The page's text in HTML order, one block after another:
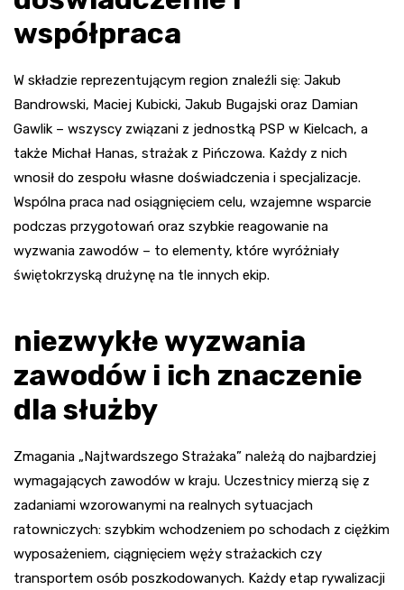
współpraca
W składzie reprezentującym region znaleźli się: Jakub
Bandrowski, Maciej Kubicki, Jakub Bugajski oraz Damian
Gawlik – wszyscy związani z jednostką PSP w Kielcach, a
także Michał Hanas, strażak z Pińczowa. Każdy z nich
wnosił do zespołu własne doświadczenia i specjalizacje.
Wspólna praca nad osiągnięciem celu, wzajemne wsparcie
podczas przygotowań oraz szybkie reagowanie na
wyzwania zawodów – to elementy, które wyróżniały
świętokrzyską drużynę na tle innych ekip.
niezwykłe wyzwania
zawodów i ich znaczenie
dla służby
Zmagania „Najtwardszego Strażaka” należą do najbardziej
wymagających zawodów w kraju. Uczestnicy mierzą się z
zadaniami wzorowanymi na realnych sytuacjach
ratowniczych: szybkim wchodzeniem po schodach z ciężkim
wyposażeniem, ciągnięciem węży strażackich czy
transportem osób poszkodowanych. Każdy etap rywalizacji